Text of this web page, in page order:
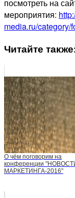
посмотреть на
мероприятия:
media.ru/category/
Читайте
О чём поговорим на
конференции
МАРКЕТИНГА-2016"